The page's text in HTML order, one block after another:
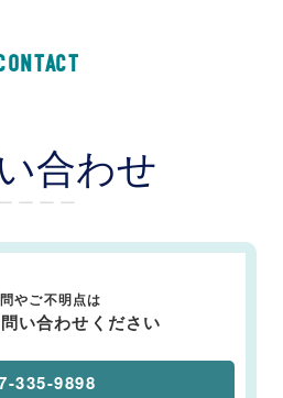
合わせ
ー ー ー ー
やご不明点は
い合わせください
335-9898